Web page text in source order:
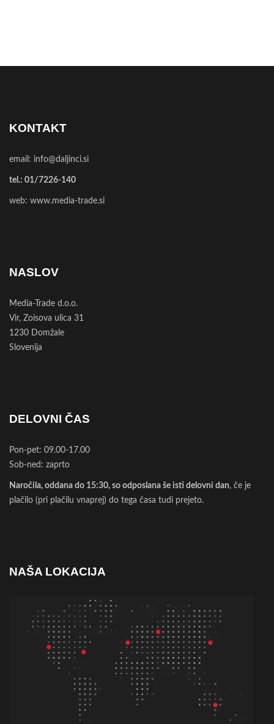
KONTAKT
email: info@daljinci.si
tel.: 01/7226-140
web: www.media-trade.si
NASLOV
Media-Trade d.o.o.
Vir, Zoisova ulica 31
1230 Domžale
Slovenija
DELOVNI ČAS
Pon-pet: 09.00-17.00
Sob-ned: zaprto
Naročila, oddana do 15:30, so odposlana še isti delovni dan, če je
plačilo (pri plačilu vnaprej) do tega časa tudi prejeto.
NAŠA LOKACIJA